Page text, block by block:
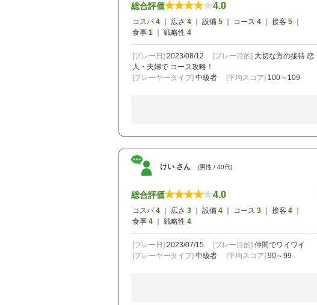
総合評価 4.0
コスパ 4 ｜ 広さ 4 ｜ 設備 5 ｜ コース 4 ｜ 接客 5
食事 1 ｜ 戦略性 4
[プレー日] 2023/08/12 [プレー目的] 大切な方の接待 恋
人・夫婦で コース攻略！
[プレーヤータイプ] 中級者 [平均スコア] 100～109
けい さん (男性 / 40代)
総合評価 4.0
コスパ 4 ｜ 広さ 3 ｜ 設備 4 ｜ コース 3 ｜ 接客 4
食事 4 ｜ 戦略性 4
[プレー日] 2023/07/15 [プレー目的] 仲間でワイワイ
[プレーヤータイプ] 中級者 [平均スコア] 90～99